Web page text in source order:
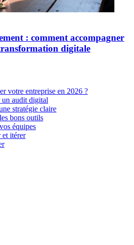
: comment accompagner
digitale
votre entreprise en 2026 ?
un audit digital
stratégie claire
bons outils
équipes
et itérer